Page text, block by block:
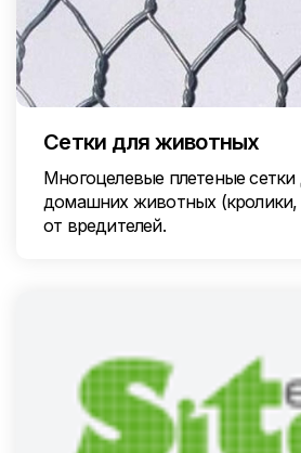
Сетки для животных
Многоцелевые плетеные
домашних животных
от вредителей.